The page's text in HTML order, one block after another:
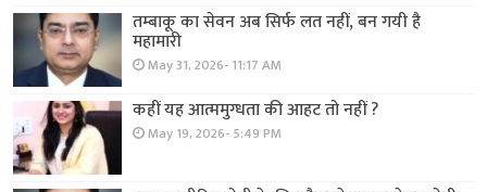
तम्बाकू का सेवन अब सिर्फ लत नहीं, बन गयी है
महामारी
May 31, 2026- 11:17 AM
कहीं यह आत्ममुग्धता की आहट तो नहीं ?
May 19, 2026- 5:49 PM